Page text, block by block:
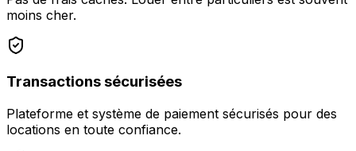
moins cher.
Transactions sécurisées
Plateforme et système de paiement sécurisés pour des
locations en toute confiance.